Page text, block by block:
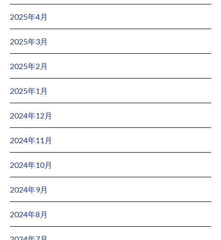
2025年4月
2025年3月
2025年2月
2025年1月
2024年12月
2024年11月
2024年10月
2024年9月
2024年8月